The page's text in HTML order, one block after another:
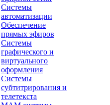
Системы
автоматизации
Обеспечение
прямых эфиров
Системы
графического и
виртуального
оформления
Системы
субтитрирования и
телетекста